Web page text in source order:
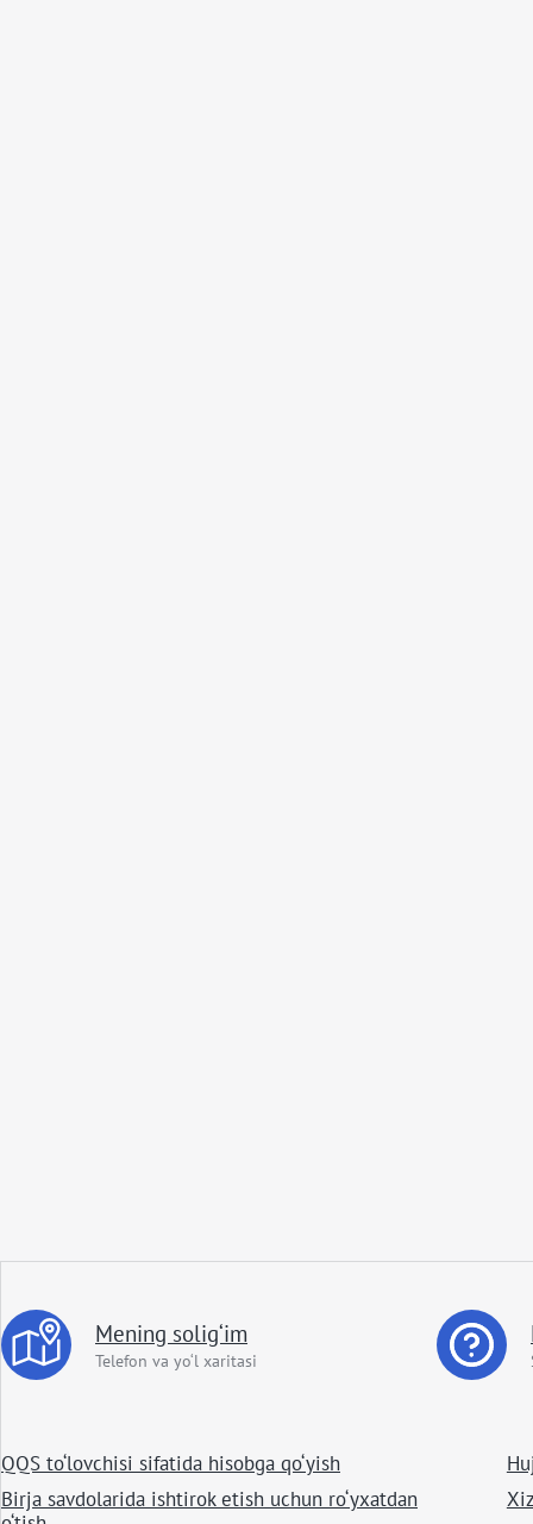
Mening solig‘im
Telefon va yo‘l xaritasi
QQS to‘lovchisi sifatida hisobga qo‘yish
Birja savdolarida ishtirok etish uchun ro‘yxatdan